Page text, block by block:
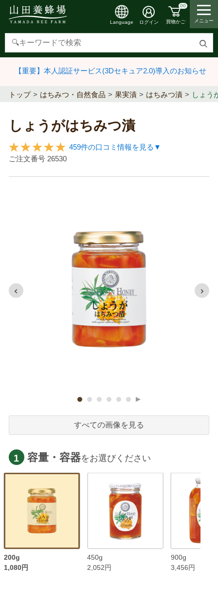
検
す
Language ログイン
00
買物かご メニュー
【重要】本人認証サービス(3Dセキュア2.0)導入のお知らせ
トップ はちみつ・自然食品 果実漬 はちみつ漬 しょう
しょうがはちみつ漬
459件の口コミ情報を見る▼
ご注文番号 26530
すべての画像を見る
1 容量・容器をお選びください
200g
1,080円
450g
2,052円
900g
3,456円